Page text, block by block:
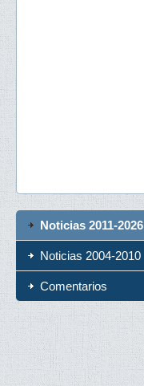
Noticias 2011-2026
Noticias 2004-2010
Comentarios